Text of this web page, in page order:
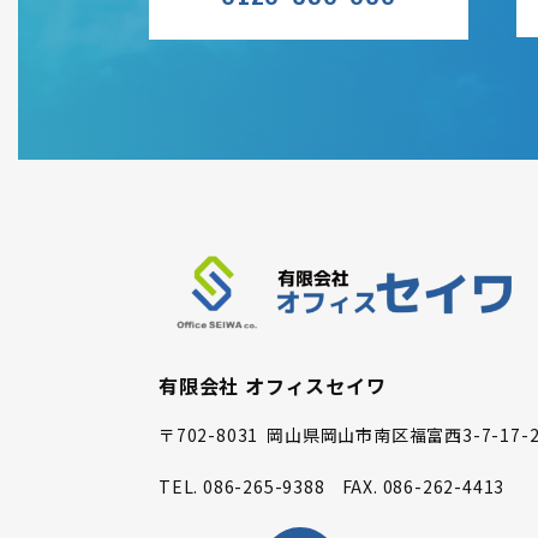
有限会社 オフィスセイワ
〒702-8031 岡山県岡山市南区福富西3-7-17-
TEL. 086-265-9388 FAX. 086-262-4413